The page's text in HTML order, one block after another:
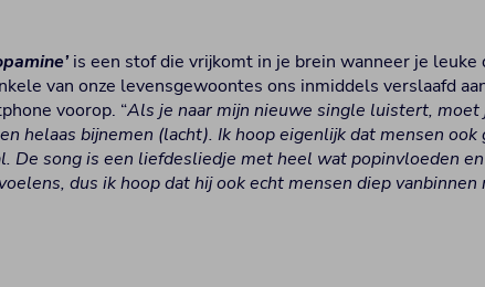
is een stof die vrijkomt in je brein wanneer je leuke
van onze levensgewoontes ons inmiddels verslaafd
voorop. “Als je naar mijn nieuwe single luistert, moet
helaas bijnemen (lacht). Ik hoop eigenlijk dat mensen
De song is een liefdesliedje met heel wat popinvloeden
dus ik hoop dat hij ook echt mensen diep vanbinnen